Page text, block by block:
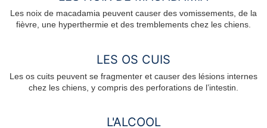
Les noix de macadamia peuvent causer des vomissements, de la
fièvre, une hyperthermie et des tremblements chez les chiens.
LES OS CUIS
Les os cuits peuvent se fragmenter et causer des lésions internes
chez les chiens, y compris des perforations de l’intestin.
L'ALCOOL